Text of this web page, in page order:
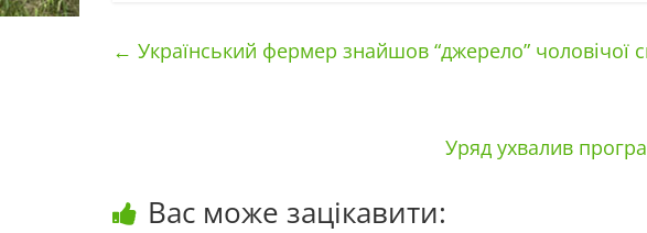
← Український фермер знайшов “джерело” чоловічої
Уряд ухвалив
Вас може зацікавити: